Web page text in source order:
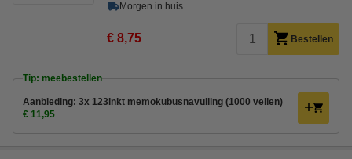
Morgen in huis
€ 8,75 Bestellen
Tip: meebestellen
Aanbieding: 3x 123inkt memokubusnavulling (1000 vellen)
€ 11,95